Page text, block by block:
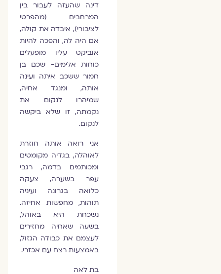
דינה שהעזה לעבור בין
המרחבים (מהפרטי
לציבורי), איבדה את קולה,
אם היה לה, והפכה להיות
אוביקט עליו מופעלים
כוחות אלימים- שכם בן
חמור ששכב איתה ועינה
אותה, ומנגד אחיה,
שמיהרו לנקום את
נקמתה, זו שלא ביקשה
לנקום.
אני רואה אותה חוזרת
לאוהלה, בגדיה מקומטים
ומכותמים בדמה, רגבי
עפר בשערה, צעקה
כלואה בגרונה ועיניה
תוהות, מחפשות אחיזה.
נשכחת היא באוהל,
בשעה שאחיה מחזירים
לעצמם את כבודה הגזול,
באמצעות רצח עם אכזרי.
בת לאה